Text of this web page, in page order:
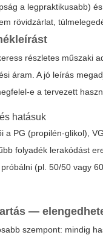
a legpraktikusabb)
rövidzárlat,
részletes műszaki
áram. A jó leírás
e a tervezett
hatásuk
a PG (propilén-glikol),
folyadék lerakódást
(pl. 50/50 vagy
—
szempont: mindig